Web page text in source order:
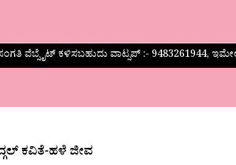
ವೆಬ್ಸೈಟ್ ಕಳಿಸಬಹುದು ವಾಟ್ಸಪ್‌ :- 9483261944,
ಕವಿತೆ-ಹಳೆ ಜೀವ